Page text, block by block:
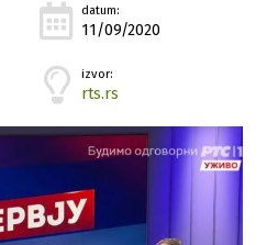
datum:
11/09/2020
izvor:
rts.rs